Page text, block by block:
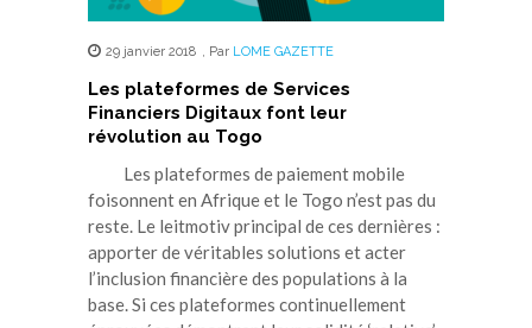
29 janvier 2018 , Par LOME GAZETTE
Les plateformes de Services
Financiers Digitaux font leur
révolution au Togo
Les plateformes de paiement mobile
foisonnent en Afrique et le Togo n’est pas du
reste. Le leitmotiv principal de ces dernières :
apporter de véritables solutions et acter
l’inclusion financière des populations à la
base. Si ces plateformes continuellement